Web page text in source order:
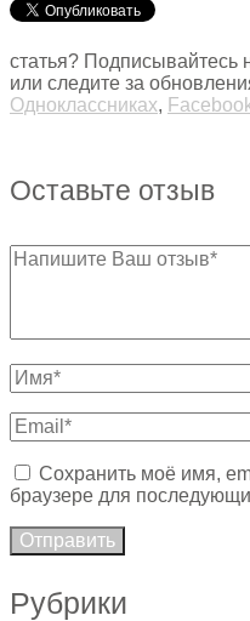
статья? Подписывайтесь
или следите за
Одноклассниках,
Оставьте отзыв
Сохранить моё имя,
браузере для
Рубрики